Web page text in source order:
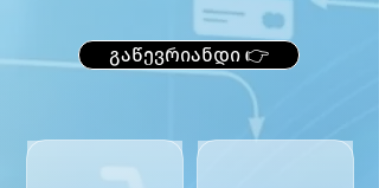
გაწევრიანდი 👉